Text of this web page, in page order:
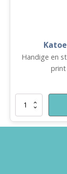
Handige en
print
Katoenentas
Leren